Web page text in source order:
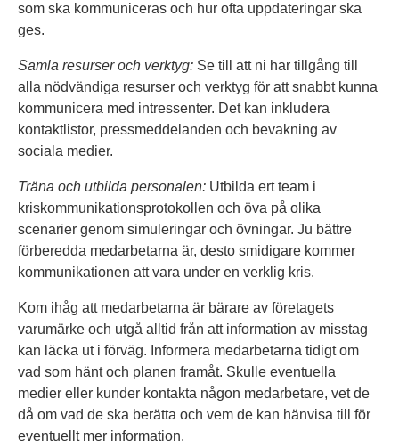
som ska kommuniceras och hur ofta uppdateringar ska
ges.
Samla resurser och verktyg: Se till att ni har tillgång till
alla nödvändiga resurser och verktyg för att snabbt kunna
kommunicera med intressenter. Det kan inkludera
kontaktlistor, pressmeddelanden och bevakning av
sociala medier.
Träna och utbilda personalen: Utbilda ert team i
kriskommunikationsprotokollen och öva på olika
scenarier genom simuleringar och övningar. Ju bättre
förberedda medarbetarna är, desto smidigare kommer
kommunikationen att vara under en verklig kris.
Kom ihåg att medarbetarna är bärare av företagets
varumärke och utgå alltid från att information av misstag
kan läcka ut i förväg. Informera medarbetarna tidigt om
vad som hänt och planen framåt. Skulle eventuella
medier eller kunder kontakta någon medarbetare, vet de
då om vad de ska berätta och vem de kan hänvisa till för
eventuellt mer information.